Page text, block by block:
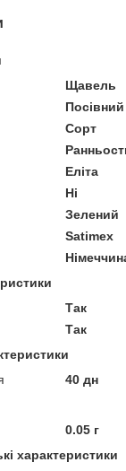
Щавель
Посівний
Сорт
Еліта
Ні
Зелений
Satimex
Так
Так
40 дн
0.05 г
характеристики